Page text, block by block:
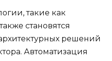
такие как
становятся
решений
Автоматизация